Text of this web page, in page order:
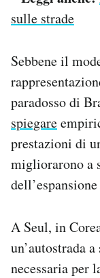
sulle strade
Sebbene il
paradosso di
spiegare
prestazioni di
migliorarono a
A Seul, in
un’autostrada
necessaria per